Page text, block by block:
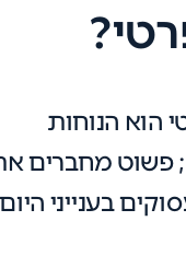
הוא הנוחות
פשוט מחברים
בענייני